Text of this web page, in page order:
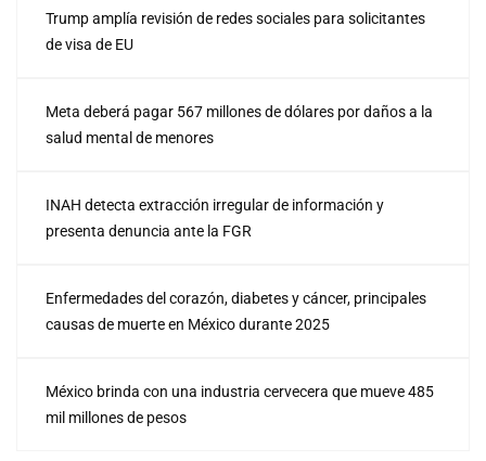
Trump amplía revisión de redes sociales para solicitantes
de visa de EU
Meta deberá pagar 567 millones de dólares por daños a la
salud mental de menores
INAH detecta extracción irregular de información y
presenta denuncia ante la FGR
Enfermedades del corazón, diabetes y cáncer, principales
causas de muerte en México durante 2025
México brinda con una industria cervecera que mueve 485
mil millones de pesos